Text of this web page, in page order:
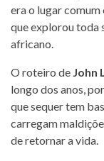
era o lugar
que explorou toda
africano.
O roteiro de John
longo dos anos,
que sequer tem
carregam
de retornar a vida.